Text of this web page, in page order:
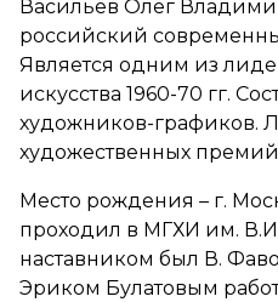
Васильев Олег
российский
Является одним из
искусства 1960-70 гг.
художников-графиков.
художественных
Место рождения – г.
проходил в МГХИ им.
наставником был В.
Эриком Булатовым